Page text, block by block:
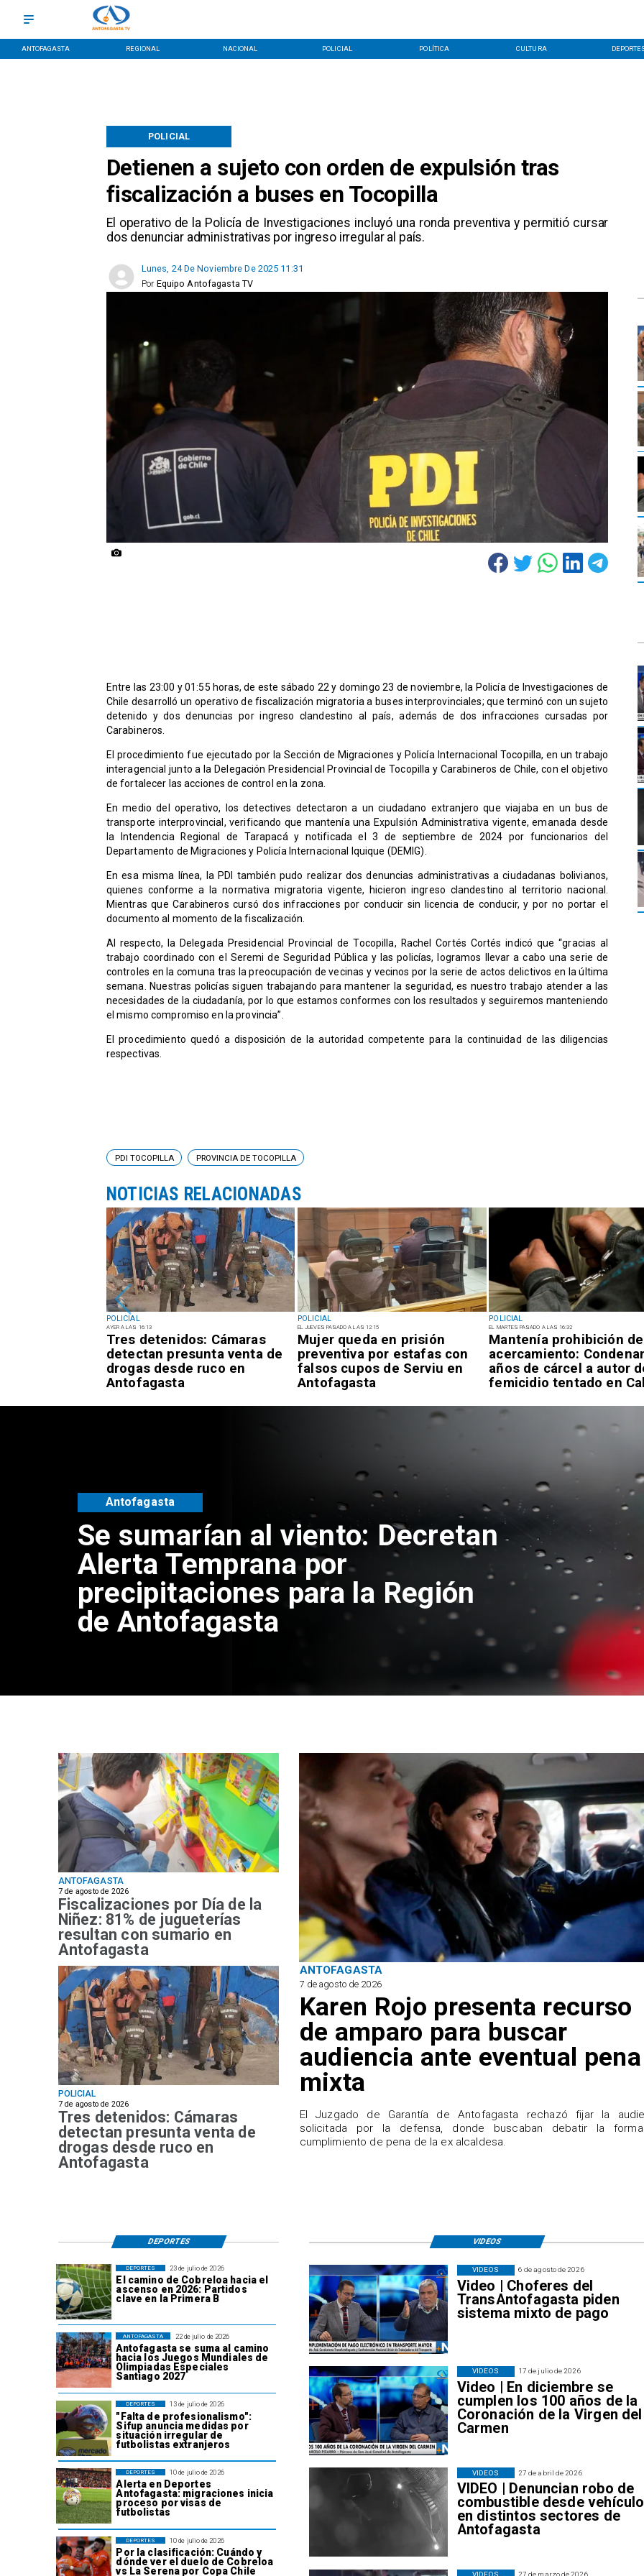
ANTOFAGASTA REGIONAL NACIONAL POLICIAL POLÍTICA CULTURA
Detienen a sujeto con orden de expulsión tras
fiscalización a buses en Tocopilla
El operativo de la Policía de Investigaciones incluyó una ronda preventiva y permitió cursar
dos denunciar administrativas por ingreso irregular al país.
POLICIAL
Lunes, 24 De Noviembre De 2025 11:31
Equipo Antofagasta TV
Por
Entre las 23:00 y 01:55 horas, de este sábado 22 y domingo 23 de noviembre, la Policía de Investigaciones de
Chile desarrolló un operativo de fiscalización migratoria a buses interprovinciales; que terminó con un sujeto
detenido y dos denuncias por ingreso clandestino al país, además de dos infracciones cursadas por
Carabineros.
​El procedimiento fue ejecutado por la Sección de Migraciones y Policía Internacional Tocopilla, en un trabajo
interagencial junto a la Delegación Presidencial Provincial de Tocopilla y Carabineros de Chile, con el objetivo
de fortalecer las acciones de control en la zona.
En medio del operativo, los detectives detectaron a un ciudadano extranjero que viajaba en un bus de
transporte interprovincial, verificando que mantenía una Expulsión Administrativa vigente, emanada desde
la Intendencia Regional de Tarapacá y notificada el 3 de septiembre de 2024 por funcionarios del
Departamento de Migraciones y Policía Internacional Iquique (DEMIG).
En esa misma línea, la PDI también pudo realizar dos denuncias administrativas a ciudadanas bolivianos,
quienes conforme a la normativa migratoria vigente, hicieron ingreso clandestino al territorio nacional.
Mientras que Carabineros cursó dos infracciones por conducir sin licencia de conducir, y por no portar el
documento al momento de la fiscalización.
Al respecto, la Delegada Presidencial Provincial de Tocopilla, Rachel Cortés Cortés indicó que “gracias al
trabajo coordinado con el Seremi de Seguridad Pública y las policías, logramos llevar a cabo una serie de
controles en la comuna tras la preocupación de vecinas y vecinos por la serie de actos delictivos en la última
semana. Nuestras policías siguen trabajando para mantener la seguridad, es nuestro trabajo atender a las
necesidades de la ciudadanía, por lo que estamos conformes con los resultados y seguiremos manteniendo
el mismo compromiso en la provincia”.
​El procedimiento quedó a disposición de la autoridad competente para la continuidad de las diligencias
respectivas.
POLICIAL
AYER A LAS 16:13
Tres detenidos: Cámaras
detectan presunta venta de
drogas desde ruco en
Antofagasta
POLICIAL
EL JUEVES PASADO A LAS 12:15
Mujer queda en prisión
preventiva por estafas con
falsos cupos de Serviu en
Antofagasta
POLICIAL
EL MARTES PASADO A LAS 16:32
Mantenía prohibición de
acercamiento:
años de cárcel a autor
femicidio tentado en
PDI TOCOPILLA PROVINCIA DE TOCOPILLA
NOTICIAS RELACIONADAS
Se sumarían al viento: Decretan
Alerta Temprana por
precipitaciones para la Región
de Antofagasta
Antofagasta
ANTOFAGASTA
7 de agosto de 2026
Fiscalizaciones por Día de la
Niñez: 81% de jugueterías
resultan con sumario en
Antofagasta
ANTOFAGASTA
7 de agosto de 2026
Karen Rojo presenta recurso
de amparo para buscar
audiencia ante eventual pena
mixta
El Juzgado de Garantía de Antofagasta rechazó fijar la
solicitada por la defensa, donde buscaban debatir la
cumplimiento de pena de la ex alcaldesa.
POLICIAL
7 de agosto de 2026
Tres detenidos: Cámaras
detectan presunta venta de
drogas desde ruco en
Antofagasta
23 de julio de 2026
El camino de Cobreloa hacia el
ascenso en 2026: Partidos
clave en la Primera B
DEPORTES
22 de julio de 2026
Antofagasta se suma al camino
hacia los Juegos Mundiales de
Olimpiadas Especiales
Santiago 2027
ANTOFAGASTA
13 de julio de 2026
"Falta de profesionalismo":
Sifup anuncia medidas por
situación irregular de
futbolistas extranjeros
DEPORTES
10 de julio de 2026
Alerta en Deportes
Antofagasta: migraciones inicia
proceso por visas de
futbolistas
DEPORTES
10 de julio de 2026
Por la clasificación: Cuándo y
dónde ver el duelo de Cobreloa
vs La Serena por Copa Chile
DEPORTES
6 de agosto de 2026
Video | Choferes del
TransAntofagasta piden
sistema mixto de pago
VIDEOS
17 de julio de 2026
Video | En diciembre se
cumplen los 100 años de la
Coronación de la Virgen del
Carmen
VIDEOS
27 de abril de 2026
VIDEO | Denuncian robo de
combustible desde
en distintos sectores de
Antofagasta
VIDEOS
27 de marzo de 2026
VIDEOS
VIDEOS
DEPORTES